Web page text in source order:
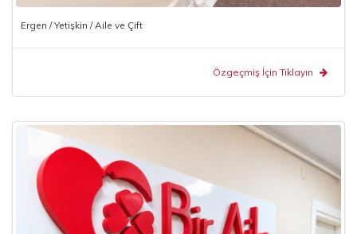
Ergen / Yetişkin / Aile ve Çift
Özgeçmiş İçin Tıklayın